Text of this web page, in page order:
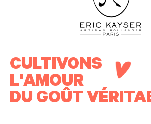
CULTIVONS
L'AMOUR
DU GOÛT